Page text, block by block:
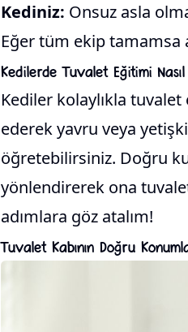
Kediniz: Onsuz asla
Eğer tüm ekip tamamsa
Kedilerde Tuvalet Eğitimi
Kediler kolaylıkla
ederek yavru veya
öğretebilirsiniz. Doğru
yönlendirerek ona
adımlara göz atalım!
Tuvalet Kabının Doğru